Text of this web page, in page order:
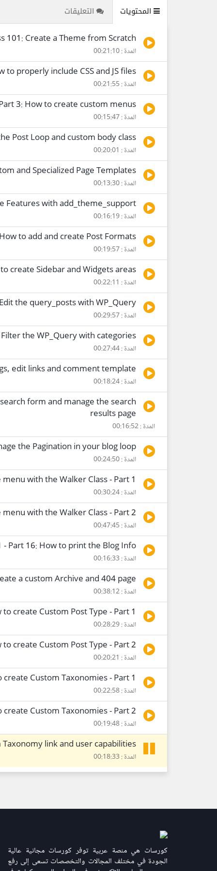
المحتويات التعليقات
101: Create a Theme from Scratch
المدة : 00:21:10
to properly include CSS and JS files
المدة : 00:21:55
3: How to create custom menus
المدة : 00:15:47
Post Loop and custom body class
المدة : 00:20:01
and Specialized Page Templates
المدة : 00:13:30
Features with add_theme_support
المدة : 00:16:19
to add and create Post Formats
المدة : 00:19:57
create Sidebar and Widgets areas
المدة : 00:22:11
the query_posts with WP_Query
المدة : 00:29:57
the WP_Query with categories
المدة : 00:27:44
edit links and comment template
المدة : 00:18:24
form and manage the search
results page
المدة : 00:16:52
the Pagination in your blog loop
المدة : 00:24:50
with the Walker Class - Part 1
المدة : 00:30:24
with the Walker Class - Part 2
المدة : 00:47:45
- Part 16: How to print the Blog Info
المدة : 00:16:33
a custom Archive and 404 page
المدة : 00:38:12
create Custom Post Type - Part 1
المدة : 00:28:29
create Custom Post Type - Part 2
المدة : 00:20:21
Custom Taxonomies - Part 1
المدة : 00:22:58
Custom Taxonomies - Part 2
المدة : 00:19:48
link and user capabilities
المدة : 00:18:33
كورسات هي منصة عربية توفر كورسات مجانية عالية
الجودة في مختلف المجالات والتخصصات تسعى إلى رفع